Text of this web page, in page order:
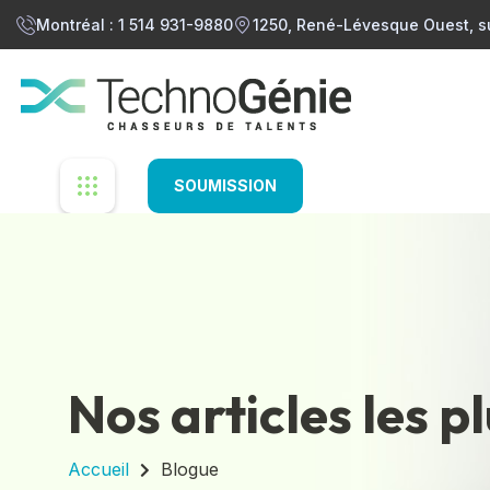
Montréal : 1 514 931-9880 1250, René-Lévesque Ouest,
SOUMISSION
Nos articles les
Accueil Blogue